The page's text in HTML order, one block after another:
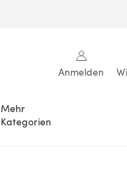
Anmelden
Mehr
Kategorien